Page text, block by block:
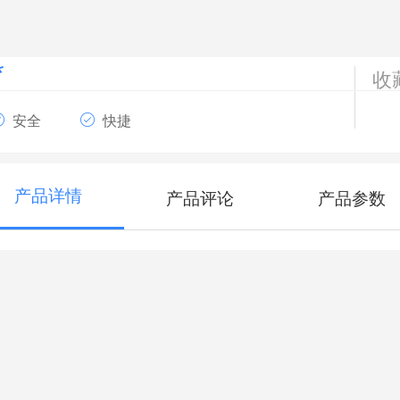
收
安全 快捷
产品详情 产品评论 产品参数